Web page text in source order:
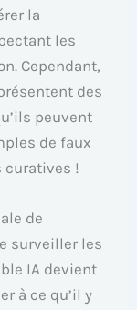
la
les
Cependant,
des
peuvent
de faux
curatives !
de
surveiller les
IA devient
à ce qu’il y